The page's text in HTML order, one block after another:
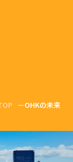
OHKの未来